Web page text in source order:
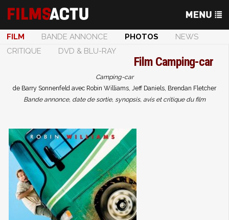
FILM BANDE ANNONCE PHOTOS
NEWS
CRITIQUE
DVD & BLU-RAY
Film Camping-car
Camping-car
de Barry Sonnenfeld avec Robin Williams, Jeff Daniels, Brendan Fletcher
Bande annonce, date de sortie, synopsis, avis et critique du film